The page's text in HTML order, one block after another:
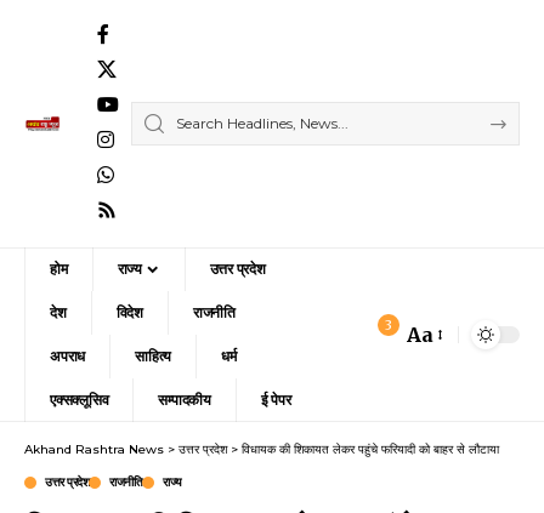
होम राज्य उत्तर प्रदेश
देश विदेश राजनीति
अपराध साहित्य धर्म
एक्सक्लूसिव सम्पादकीय ई पेपर
3
Font
Aa
Akhand Rashtra News > उत्तर प्रदेश> विधायक की शिकायत लेकर पहुंचे फरियादी को बाहर से लौटाया
उत्तर प्रदेश राजनीति राज्य